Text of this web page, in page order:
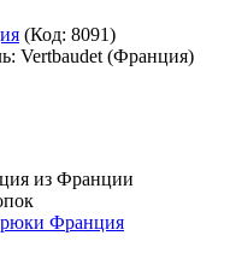
(Код: 8091)
Vertbaudet (Франция)
из Франции
Франция